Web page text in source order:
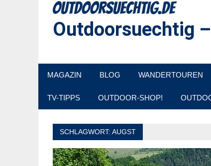
Outdoorsuechtig
MAGAZIN BLOG WANDERTOUREN
TV-TIPPS OUTDOOR-SHOP!
SCHLAGWORT: AUGST